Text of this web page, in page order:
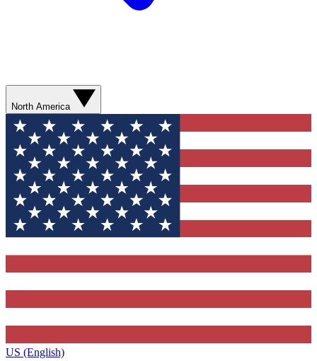
North America
US (English)